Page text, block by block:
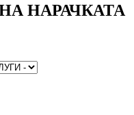
НАРАЧКАТА